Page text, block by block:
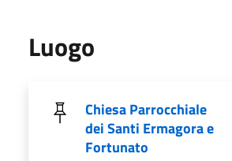
Luogo
Chiesa Parrocchiale
dei Santi Ermagora e
Fortunato